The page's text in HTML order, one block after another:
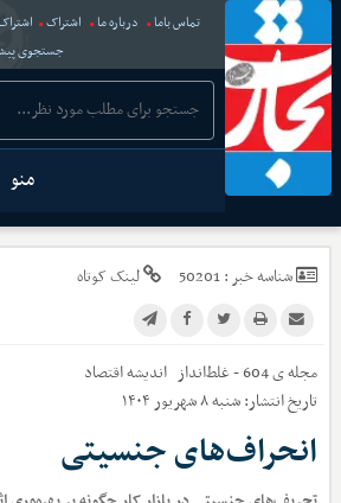
تماس باما درباره ما اشتراک
جستجوی
منو
شناسه خبر :50201 لینک کوتاه
مجله ی 604 - غلط‌انداز
اندیشه اقتصاد
تاریخ انتشار:شنبه ۸ شهریور ۱۴۰۴
انحراف‌های جنسیتی